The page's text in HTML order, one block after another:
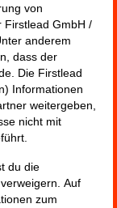
von
Firstlead GmbH /
anderem
dass der
Die Firstlead
Informationen
weitergeben,
nicht mit
du die
Auf
zum